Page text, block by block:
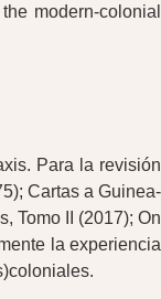
modern-colonial
Para la revisión
Cartas a Guinea-
Tomo II (2017); On
la experiencia